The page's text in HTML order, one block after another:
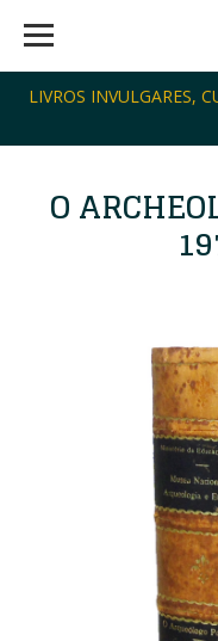
LIVROS INVULGARES,
O